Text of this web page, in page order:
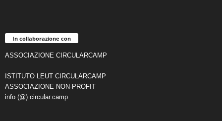
In collaborazione con
ASSOCIAZIONE CIRCULARCAMP
ISTITUTO LEUT CIRCULARCAMP
ASSOCIAZIONE NON-PROFIT
info (@) circular.camp